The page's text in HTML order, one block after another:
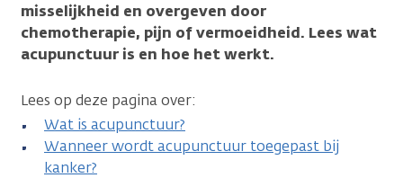
misselijkheid en overgeven door
chemotherapie, pijn of vermoeidheid. Lees wat
acupunctuur is en hoe het werkt.
Lees op deze pagina over:
Wat is acupunctuur?
Wanneer wordt acupunctuur toegepast bij
kanker?